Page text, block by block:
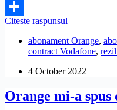
pot
fac?
Facebook
Share
Citeste raspunsul
reziliez
contractul
fara
taxe,
penalitati
abonament Orange,
contract Vodafone,
4 October 2022
Orange mi-a